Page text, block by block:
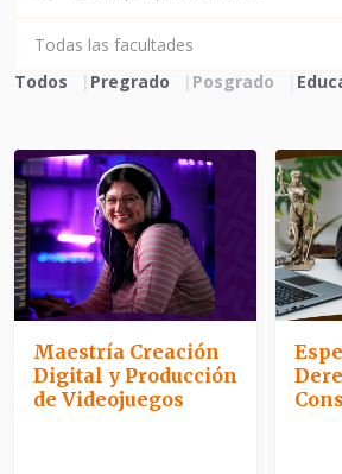
Todos Pregrado Posgrado
Maestría Creación
Digital y Producción
de Videojuegos